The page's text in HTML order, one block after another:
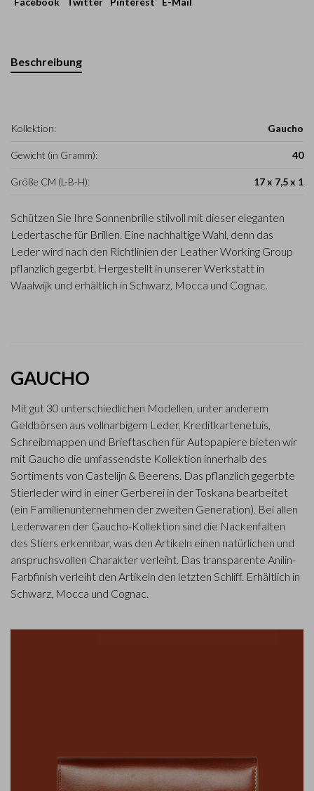
Beschreibung
Kollektion: Gaucho
Gewicht (in Gramm): 40
Größe CM (L-B-H): 17 x 7,5 x 1
Schützen Sie Ihre Sonnenbrille stilvoll mit dieser eleganten
Ledertasche für Brillen. Eine nachhaltige Wahl, denn das
Leder wird nach den Richtlinien der Leather Working Group
pflanzlich gegerbt. Hergestellt in unserer Werkstatt in
Waalwijk und erhältlich in Schwarz, Mocca und Cognac.
GAUCHO
Mit gut 30 unterschiedlichen Modellen, unter anderem
Geldbörsen aus vollnarbigem Leder, Kreditkartenetuis,
Schreibmappen und Brieftaschen für Autopapiere bieten wir
mit Gaucho die umfassendste Kollektion innerhalb des
Sortiments von Castelijn & Beerens. Das pflanzlich gegerbte
Stierleder wird in einer Gerberei in der Toskana bearbeitet
(ein Familienunternehmen der zweiten Generation). Bei allen
Lederwaren der Gaucho-Kollektion sind die Nackenfalten
des Stiers erkennbar, was den Artikeln einen natürlichen und
anspruchsvollen Charakter verleiht. Das transparente Anilin-
Farbfinish verleiht den Artikeln den letzten Schliff. Erhältlich in
Schwarz, Mocca und Cognac.